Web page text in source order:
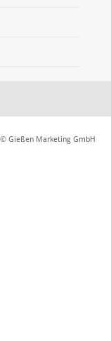
Gießen Marketing GmbH